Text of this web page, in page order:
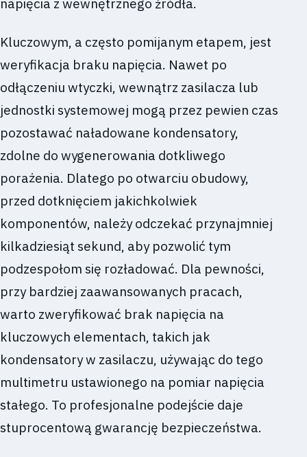
napięcia z wewnętrznego źródła.
Kluczowym, a często pomijanym etapem, jest
weryfikacja braku napięcia. Nawet po
odłączeniu wtyczki, wewnątrz zasilacza lub
jednostki systemowej mogą przez pewien czas
pozostawać naładowane kondensatory,
zdolne do wygenerowania dotkliwego
porażenia. Dlatego po otwarciu obudowy,
przed dotknięciem jakichkolwiek
komponentów, należy odczekać przynajmniej
kilkadziesiąt sekund, aby pozwolić tym
podzespołom się rozładować. Dla pewności,
przy bardziej zaawansowanych pracach,
warto zweryfikować brak napięcia na
kluczowych elementach, takich jak
kondensatory w zasilaczu, używając do tego
multimetru ustawionego na pomiar napięcia
stałego. To profesjonalne podejście daje
stuprocentową gwarancję bezpieczeństwa.